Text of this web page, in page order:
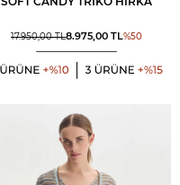
17.950,00TL8.975,00 TL%50